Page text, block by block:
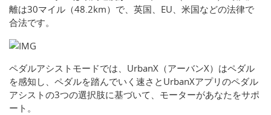
離は30マイル（48.2km）で、英国、EU、米国などの法律で
合法です。
ペダルアシストモードでは、UrbanX（アーバンX）はペダル
を感知し、ペダルを踏んでいく速さとUrbanXアプリのペダル
アシストの3つの選択肢に基づいて、モーターがあなたをサポ
ート。